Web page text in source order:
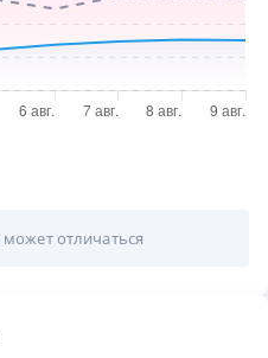
отличаться